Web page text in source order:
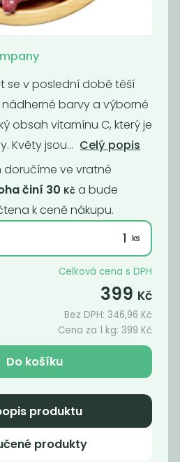
bez přidaného...
Papaya natural
/ Kg
se v poslední době těší
nádherné barvy a výborné
obsah vitamínu C, který je
Květy jsou... Celý popis
ve vratné
činí 30 Kč a bude
k ceně nákupu.
Celková cena s DPH
399 Kč
Bez DPH:346,96 Kč
Cena za 1 kg:399 Kč
Do košíku
produktu
produkty